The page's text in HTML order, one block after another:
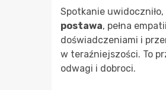
Spotkanie
postawa, pełna
doświadczeniami i
w teraźniejszości. To
odwagi i dobroci.